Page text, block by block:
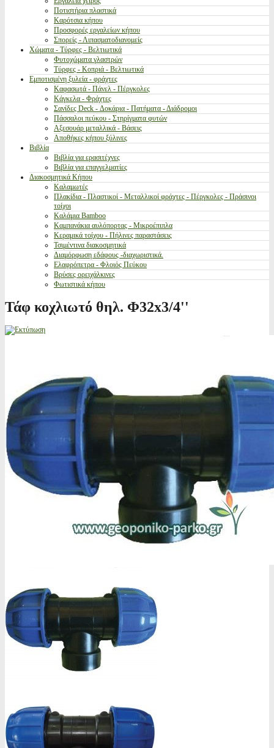
Ποτιστήρια πλαστικά
Καρότσια κήπου
Προσφορές εργαλείων κήπου
Σπορείς - Λιπασματοδιανομείς
Χώματα - Τύρφες - Βελτιωτικά
Φυτοχώματα γλαστρών
Τύρφες - Κοπριά - Βελτιωτικά
Εμποτισμένη ξυλεία - φράχτες
Καφασωτά - Πάνελ - Πέργκολες
Κάγκελα - Φράχτες
Σανίδες Deck - Δοκάρια - Πατήματα - Διάδρομοι
Πάσσαλοι πεύκου - Στηρίγματα φυτών
Αξεσουάρ μεταλλικά - Βάσεις
Αποθήκες κήπου ξύλινες
Βιβλία
Βιβλία για ερασιτέχνες
Βιβλία για επαγγελματίες
Διακοσμητικά Κήπου
Καλαμωτές
Πλακίδια - Πλαστικοί - Μεταλλικοί φράχτες - Πέργκολες - Πράσινοι
τοίχοι
Καλάμια Bamboo
Καμπανάκια αυλόπορτας - Μικροέπιπλα
Κεραμικά τοίχου - Πήλινες παραστάσεις
Τσιμέντινα διακοσμητικά
Διαμόρφωση εδάφους -διαχωριστικά.
Ελαφρόπετρα - Φλοιός Πεύκου
Βρύσες ορειχάλκινες
Φωτιστικά κήπου
Τάφ κοχλιωτό θηλ. Φ32x3/4''